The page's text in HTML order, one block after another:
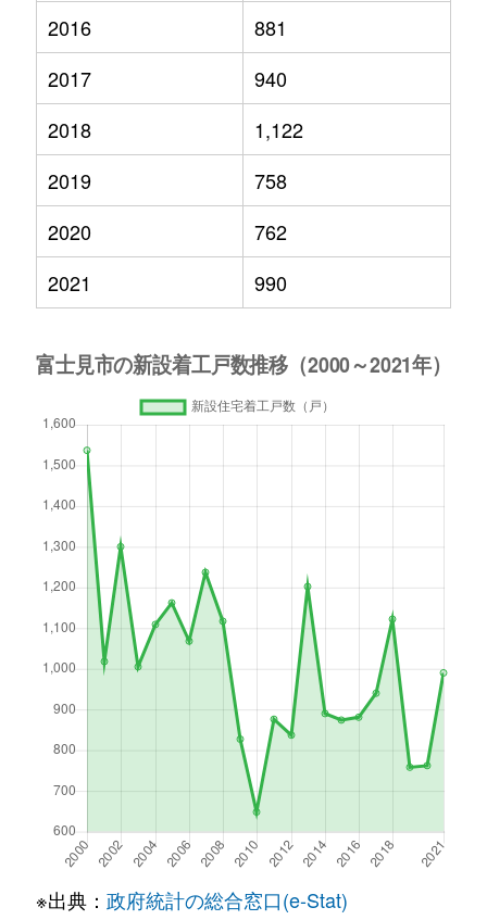
2016
881
2017
940
2018
1,122
2019
758
2020
762
2021
990
※出典： 政府統計の総合窓口(e-Stat)